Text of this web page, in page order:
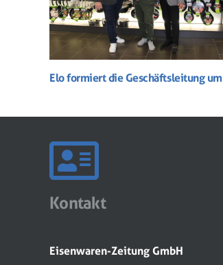
Elo formiert die Geschäftsleitung um
Kontakt
Eisenwaren-Zeitung GmbH